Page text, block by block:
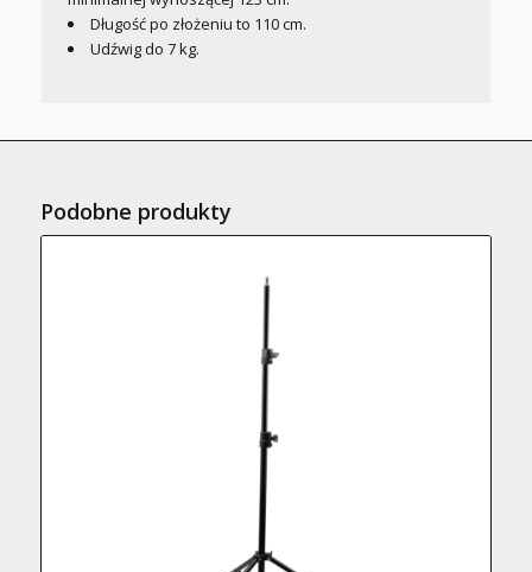
Długość po złożeniu to 110 cm.
Udźwig do 7 kg.
Podobne produkty